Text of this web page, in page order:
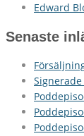
Edward
Senaste